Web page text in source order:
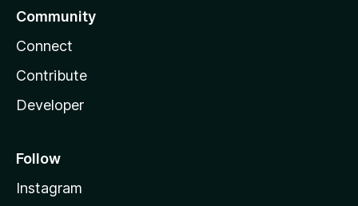
Community
Connect
Contribute
Developer
Follow
Instagram